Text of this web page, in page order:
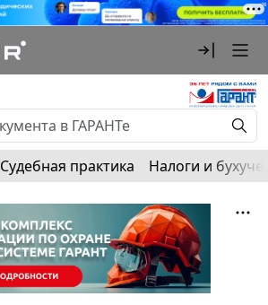
Судебная практика Налоги и